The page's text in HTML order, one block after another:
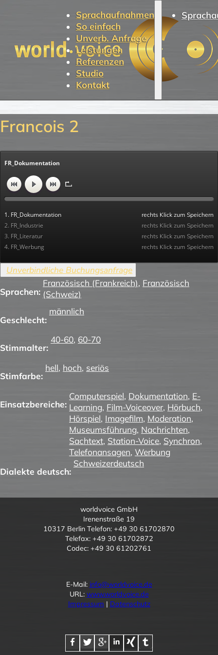
Sprachaufnahmen
So einfach
Unverb. Anfrage
Leistungen
Referenzen
Studio
Kontakt
Francois 2
FR_Dokumentation
1. FR_Dokumentation rechts Klick zum Speichern
2. FR_Industrie rechts Klick zum Speichern
3. FR_Literatur rechts Klick zum Speichern
4. FR_Werbung rechts Klick zum Speichern
Sprachen:
Französisch (Frankreich), Französisch
(Schweiz)
Geschlecht:
männlich
Stimmalter:
40-60, 60-70
Stimfarbe:
hell, hoch, seriös
Einsatzbereiche:
Computerspiel, Dokumentation, E-
Learning, Film-Voiceover, Hörbuch,
Hörspiel, Imagefilm, Moderation,
Museumsführung, Nachrichten,
Sachtext, Station-Voice, Synchron,
Telefonansagen, Werbung
Dialekte deutsch:
Schweizerdeutsch
worldvoice GmbH
Irenenstraße 19
10317 Berlin Telefon: +49 30 61702870
Telefax: +49 30 61702872
Codec: +49 30 61202761
E-Mail: info@worldvoice.de
URL: www.worldvoice.de
Impressum | Datenschutz